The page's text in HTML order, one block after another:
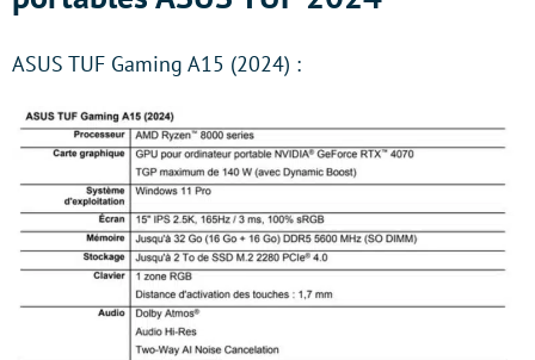
ASUS TUF Gaming A15 (2024) :